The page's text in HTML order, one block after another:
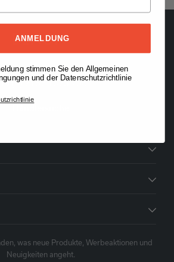
1, 5611DD Eindhoven, NL
(0) 2157 1373 706
was neue Produkte, Werbeaktionen und
Neuigkeiten angeht.
ANMELDUNG
stimmen Sie den Allgemeinen
und der Datenschutzrichtlinie